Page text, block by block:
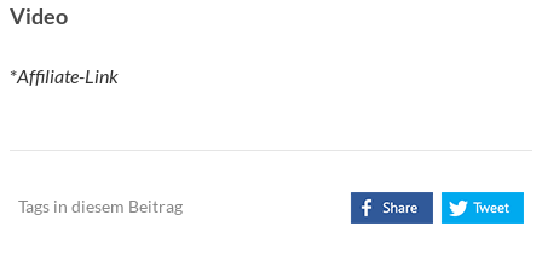
Video
*Affiliate-Link
Tags in diesem Beitrag